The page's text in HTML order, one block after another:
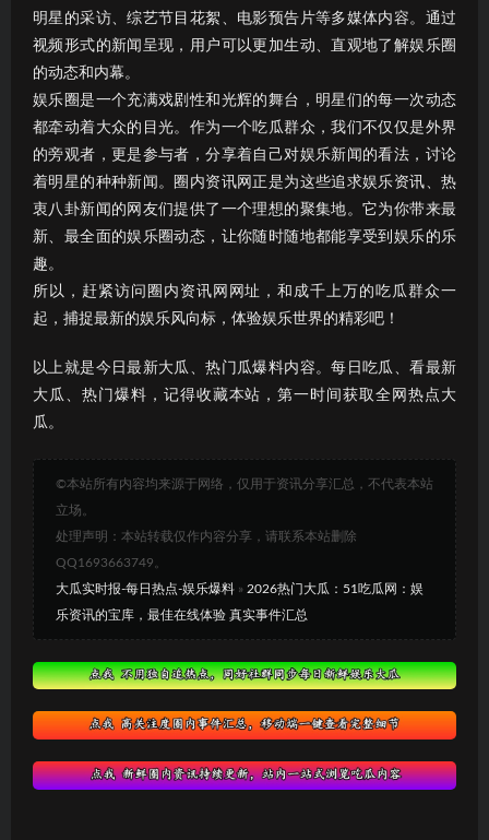
明星的采访、综艺节目花絮、电影预告片等多媒体内容。通过
视频形式的新闻呈现，用户可以更加生动、直观地了解娱乐圈
的动态和内幕。
娱乐圈是一个充满戏剧性和光辉的舞台，明星们的每一次动态
都牵动着大众的目光。作为一个吃瓜群众，我们不仅仅是外界
的旁观者，更是参与者，分享着自己对娱乐新闻的看法，讨论
着明星的种种新闻。圈内资讯网正是为这些追求娱乐资讯、热
衷八卦新闻的网友们提供了一个理想的聚集地。它为你带来最
新、最全面的娱乐圈动态，让你随时随地都能享受到娱乐的乐
趣。
所以，赶紧访问圈内资讯网网址，和成千上万的吃瓜群众一
起，捕捉最新的娱乐风向标，体验娱乐世界的精彩吧！
以上就是今日最新大瓜、热门瓜爆料内容。每日吃瓜、看最新
大瓜、热门爆料，记得收藏本站，第一时间获取全网热点大
瓜。
©本站所有内容均来源于网络，仅用于资讯分享汇总，不代表本站
立场。
处理声明：本站转载仅作内容分享，请联系本站删除
QQ1693663749。
大瓜实时报-每日热点-娱乐爆料 » 2026热门大瓜：51吃瓜网：娱
乐资讯的宝库，最佳在线体验 真实事件汇总